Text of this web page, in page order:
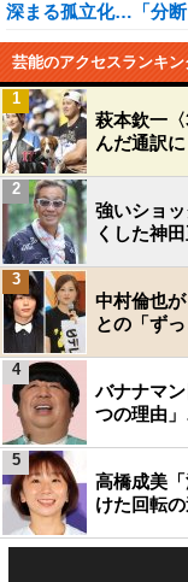
深まる孤立化…「分
芸能のアクセスランキン
萩本欽一
んだ通訳
1
強いショ
くした神
2
中村倫也
との「ず
3
バナナマ
つの理由
4
高橋成美
けた回転
5